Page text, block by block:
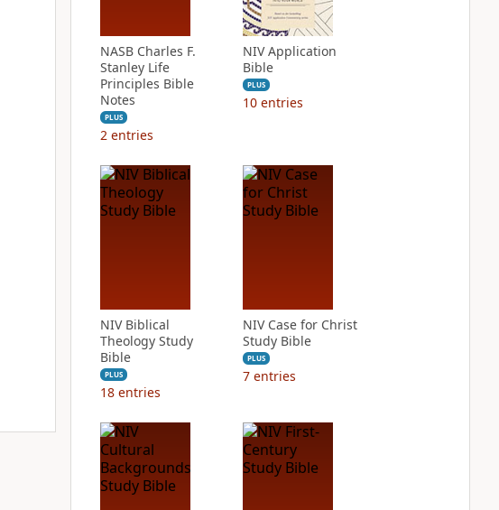
NASB Charles F.
Stanley Life
Principles Bible
Notes
PLUS
2 entries
NIV Application
Bible
PLUS
10 entries
NIV Biblical
Theology Study
Bible
PLUS
18 entries
NIV Case for Christ
Study Bible
PLUS
7 entries